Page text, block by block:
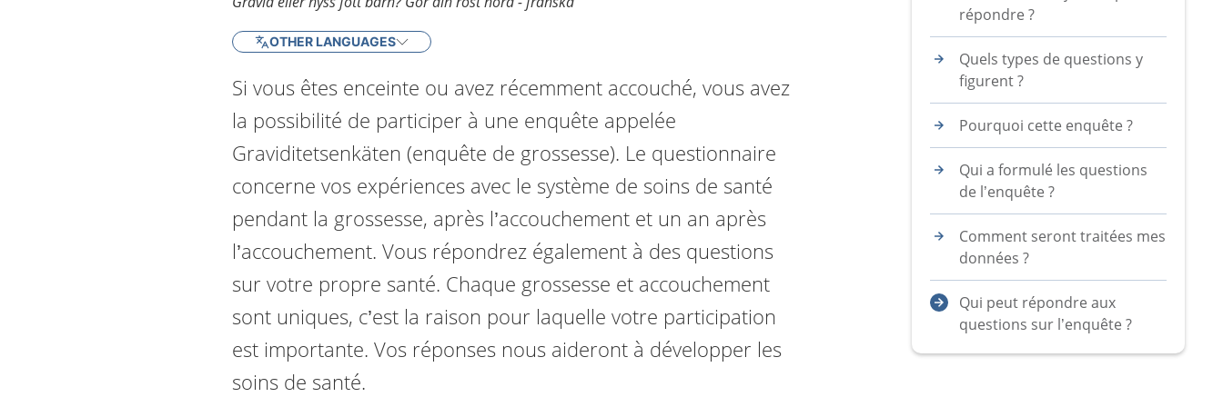
OTHER LANGUAGES
Si vous êtes enceinte ou avez récemment accouché, vous avez
la possibilité de participer à une enquête appelée
Graviditetsenkäten (enquête de grossesse). Le questionnaire
concerne vos expériences avec le système de soins de santé
pendant la grossesse, après l’accouchement et un an après
l’accouchement. Vous répondrez également à des questions
sur votre propre santé. Chaque grossesse et accouchement
sont uniques, c’est la raison pour laquelle votre participation
est importante. Vos réponses nous aideront à développer les
soins de santé.
répondre ?
Quels types de questions y
figurent ?
Pourquoi cette enquête ?
Qui a formulé les questions
de l’enquête ?
Comment seront traitées mes
données ?
Qui peut répondre aux
questions sur l’enquête ?